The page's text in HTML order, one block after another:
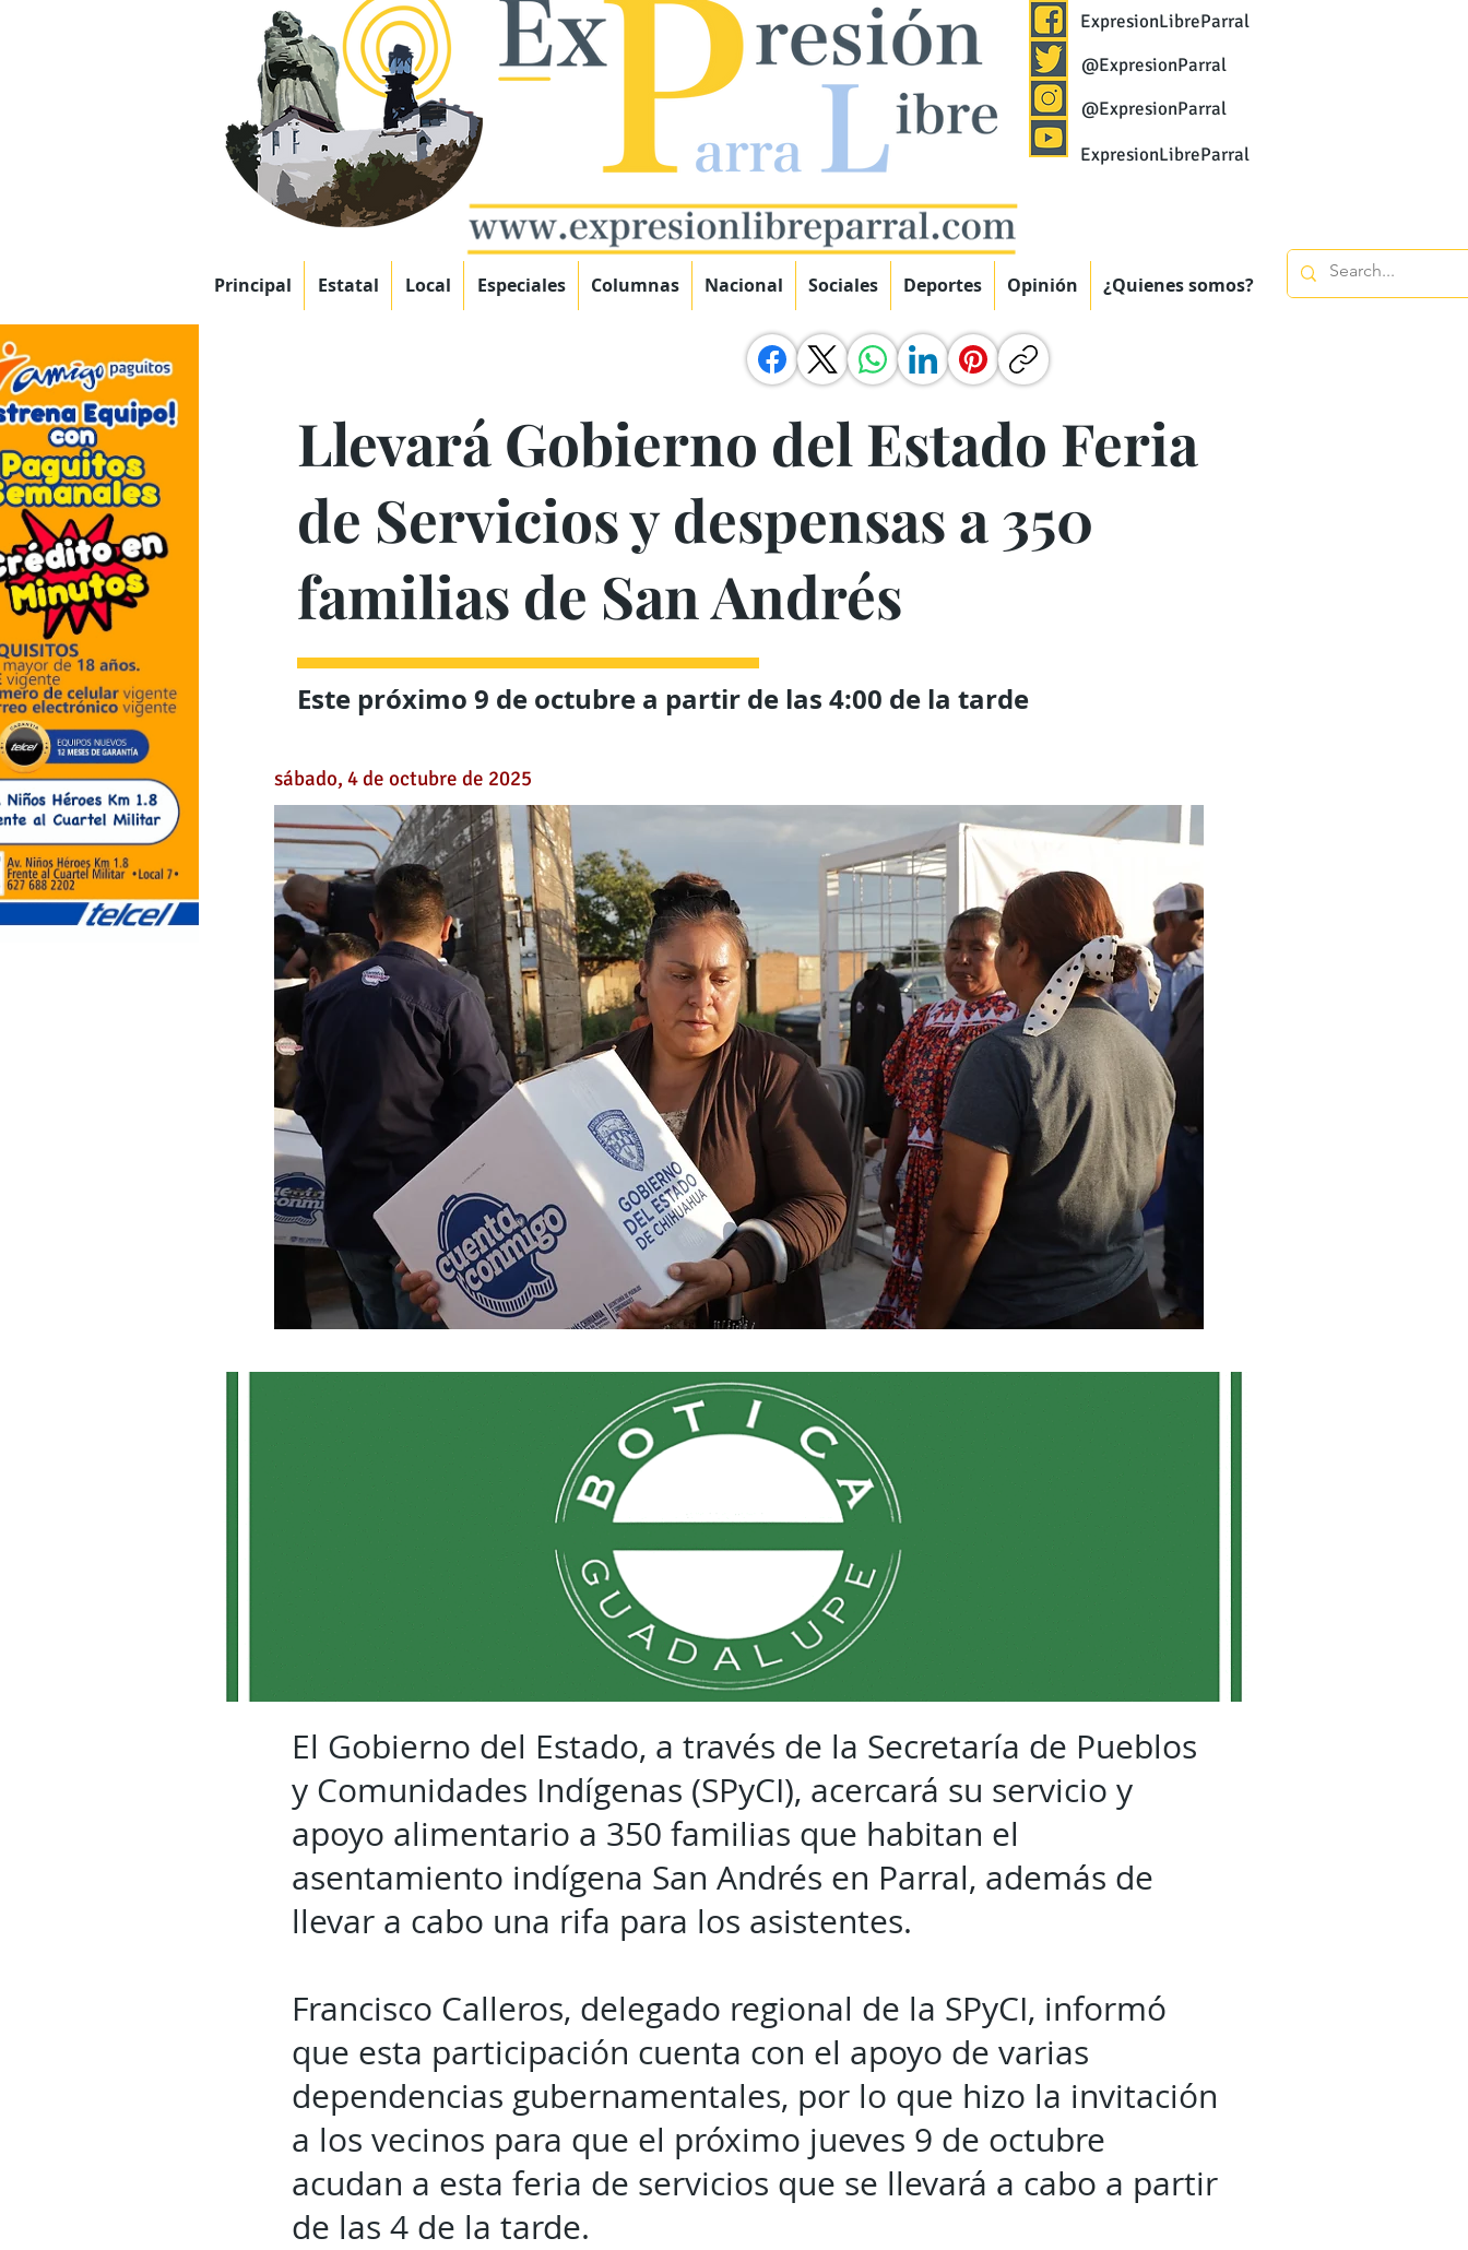
ExpresionLibreParral
@ExpresionParral
@ExpresionParral
ExpresionLibreParral
Principal Estatal Local Especiales Columnas Nacional Sociales Deportes Opinión ¿Quienes somos?
Llevará Gobierno del Estado Feria
de Servicios y despensas a 350
familias de San Andrés
Este próximo 9 de octubre a partir de las 4:00 de la tarde
sábado, 4 de octubre de 2025
El Gobierno del Estado, a través de la Secretaría de Pueblos
y Comunidades Indígenas (SPyCI), acercará su servicio y
apoyo alimentario a 350 familias que habitan el
asentamiento indígena San Andrés en Parral, además de
llevar a cabo una rifa para los asistentes.
Francisco Calleros, delegado regional de la SPyCI, informó
que esta participación cuenta con el apoyo de varias
dependencias gubernamentales, por lo que hizo la invitación
a los vecinos para que el próximo jueves 9 de octubre
acudan a esta feria de servicios que se llevará a cabo a partir
de las 4 de la tarde.